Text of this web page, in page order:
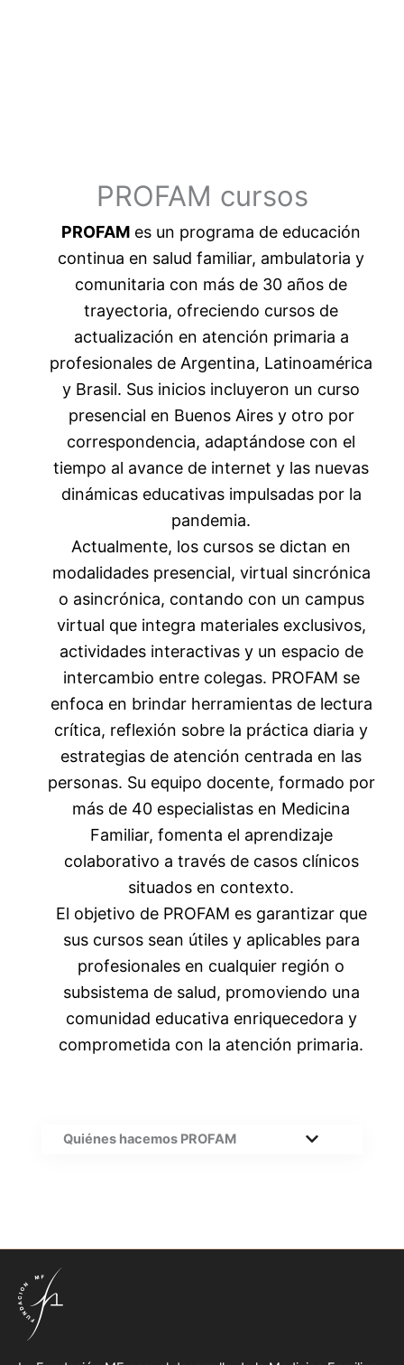
PROFAM cursos
PROFAM es un programa de educación
continua en salud familiar, ambulatoria y
comunitaria con más de 30 años de
trayectoria, ofreciendo cursos de
actualización en atención primaria a
profesionales de Argentina, Latinoamérica
y Brasil. Sus inicios incluyeron un curso
presencial en Buenos Aires y otro por
correspondencia, adaptándose con el
tiempo al avance de internet y las nuevas
dinámicas educativas impulsadas por la
pandemia.
Actualmente, los cursos se dictan en
modalidades presencial, virtual sincrónica
o asincrónica, contando con un campus
virtual que integra materiales exclusivos,
actividades interactivas y un espacio de
intercambio entre colegas. PROFAM se
enfoca en brindar herramientas de lectura
crítica, reflexión sobre la práctica diaria y
estrategias de atención centrada en las
personas. Su equipo docente, formado por
más de 40 especialistas en Medicina
Familiar, fomenta el aprendizaje
colaborativo a través de casos clínicos
situados en contexto.
El objetivo de PROFAM es garantizar que
sus cursos sean útiles y aplicables para
profesionales en cualquier región o
subsistema de salud, promoviendo una
comunidad educativa enriquecedora y
comprometida con la atención primaria.
Quiénes hacemos PROFAM